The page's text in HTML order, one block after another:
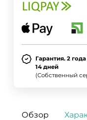
Гарантия. 2
14 дней
(Собственный
Обзор